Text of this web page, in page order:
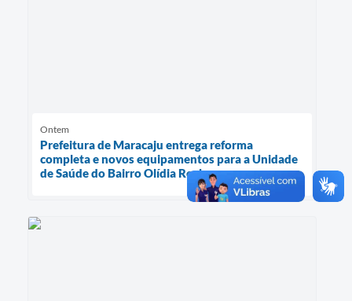
Ontem
Prefeitura de Maracaju entrega reforma
completa e novos equipamentos para a Unidade
de Saúde do Bairro Olídia Rocha.